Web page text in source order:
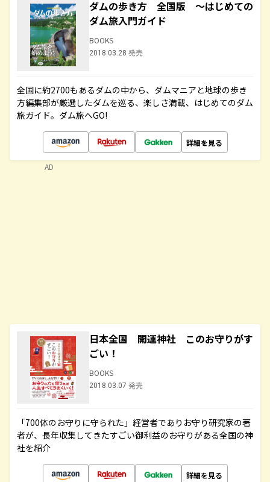
ダムの歩き方 全国版 ～はじめての
ダム旅入門ガイド
BOOKS
2018.03.28 発売
全国に約2700もあるダムの中から、ダムマニアと地球の歩き
方編集部が厳選したダムを巡る、楽しさ満載、はじめてのダム
旅ガイド。ダム旅へGO!
詳細を見る
日本全国 開運神社 このお守りがす
ごい！
BOOKS
2018.03.07 発売
「700体のお守りに守られた」経営者でありお守り研究家の著
者が、長年収集してきたすごい御利益のお守りがある全国の神
社を紹介
詳細を見る
AD